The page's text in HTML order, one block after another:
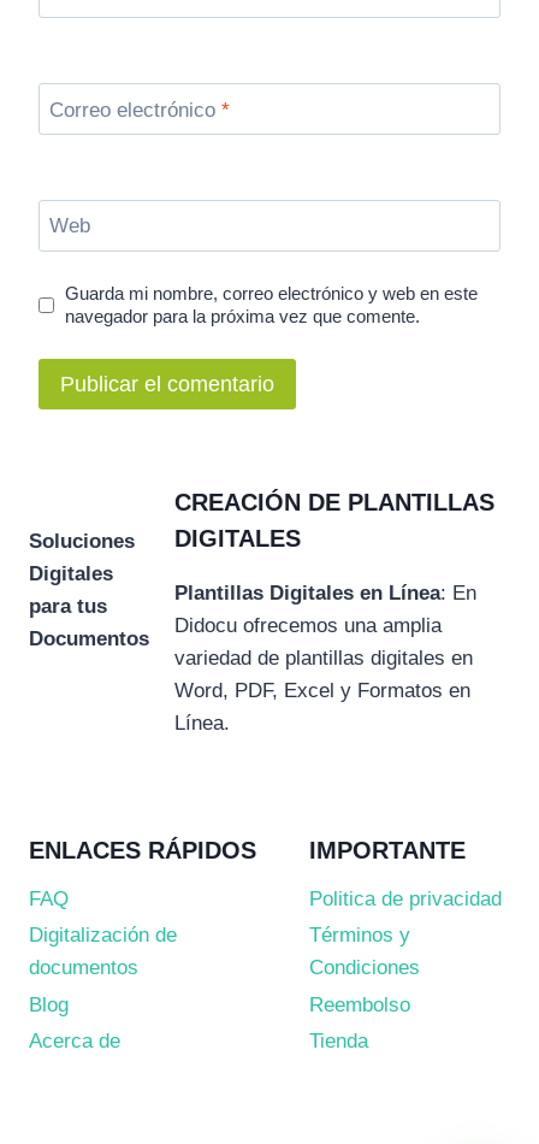
Correo electrónico *
Web
Guarda mi nombre, correo electrónico y web en este
navegador para la próxima vez que comente.
Soluciones
Digitales
para tus
Documentos
CREACIÓN DE PLANTILLAS
DIGITALES
Plantillas Digitales en Línea: En
Didocu ofrecemos una amplia
variedad de plantillas digitales en
Word, PDF, Excel y Formatos en
Línea.
ENLACES RÁPIDOS
FAQ
Digitalización de
documentos
Blog
Acerca de
IMPORTANTE
Politica de privacidad
Términos y
Condiciones
Reembolso
Tienda